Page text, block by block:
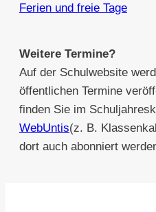
Ferien und freie Tage
Weitere Termine?
Auf der Schulwebsite
öffentlichen Termine
finden Sie im
WebUntis(z. B.
dort auch abonniert